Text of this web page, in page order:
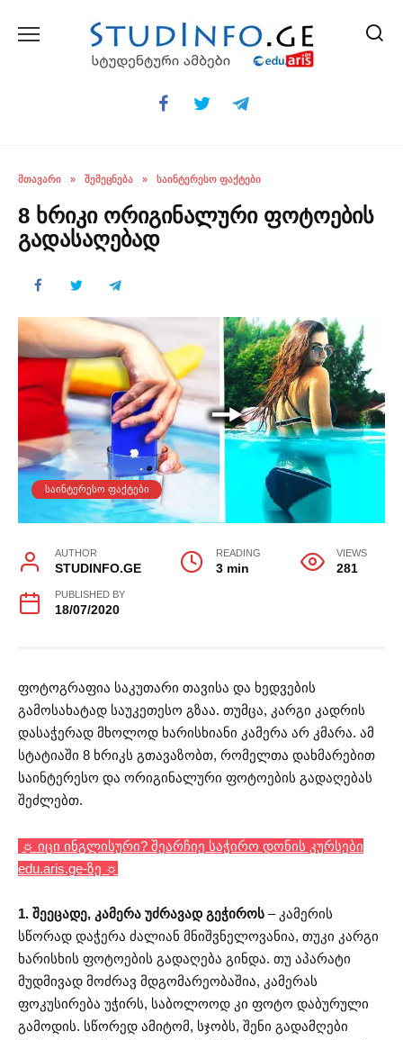
ᲛᲗᲐᲕᲐᲠᲘ » ᲨᲔᲛᲔᲪᲜᲔᲑᲐ » ᲡᲐᲘᲜᲢᲔᲠᲔᲡᲝ ᲤᲐᲥᲢᲔᲑᲘ
8 ხრიკი ორიგინალური ფოტოების
გადასაღებად
ᲡᲐᲘᲜᲢᲔᲠᲔᲡᲝ ᲤᲐᲥᲢᲔᲑᲘ
AUTHOR
STUDINFO.GE
READING
3 min
VIEWS
281
PUBLISHED BY
18/07/2020
ფოტოგრაფია საკუთარი თავისა და ხედვების
გამოსახატად საუკეთესო გზაა. თუმცა, კარგი კადრის
დასაჭერად მხოლოდ ხარისხიანი კამერა არ კმარა. ამ
სტატიაში 8 ხრიკს გთავაზობთ, რომელთა დახმარებით
საინტერესო და ორიგინალური ფოტოების გადაღებას
შეძლებთ.
☼ იცი ინგლისური? შეარჩიე საჭირო დონის კურსები
edu.aris.ge-ზე ☼
1. შეეცადე, კამერა უძრავად გეჭიროს – კამერის
სწორად დაჭერა ძალიან მნიშვნელოვანია, თუკი კარგი
ხარისხის ფოტოების გადაღება გინდა. თუ აპარატი
მუდმივად მოძრავ მდგომარეობაშია, კამერას
ფოკუსირება უჭირს, საბოლოოდ კი ფოტო დაბურული
გამოდის. სწორედ ამიტომ, სჯობს, შენი გადამღები